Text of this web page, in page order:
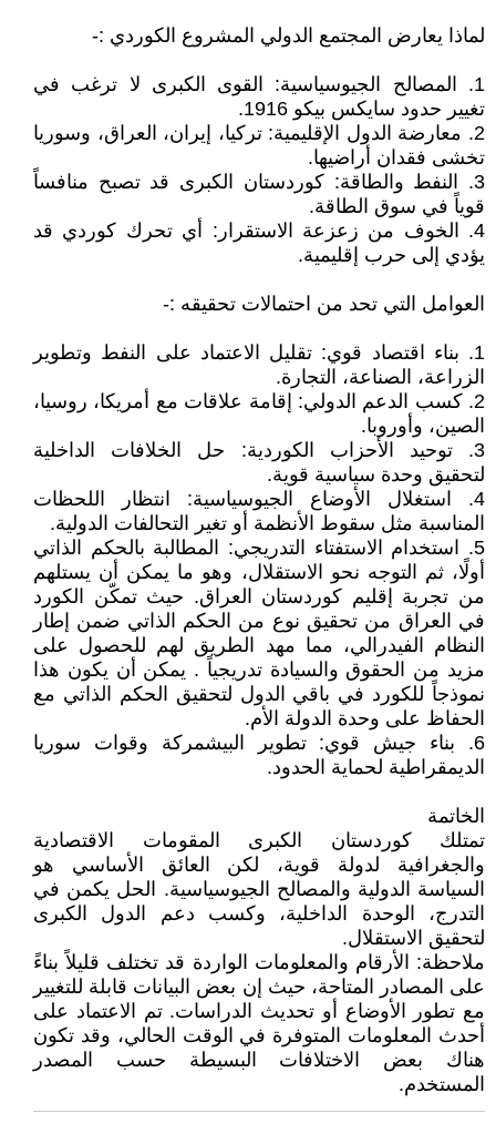
لماذا يعارض المجتمع الدولي المشروع الكوردي :-
1. المصالح الجيوسياسية: القوى الكبرى لا ترغب في
تغيير حدود سايكس بيكو 1916.
2. معارضة الدول الإقليمية: تركيا، إيران، العراق، وسوريا
تخشى فقدان أراضيها.
3. النفط والطاقة: كوردستان الكبرى قد تصبح منافساً
قوياً في سوق الطاقة.
4. الخوف من زعزعة الاستقرار: أي تحرك كوردي قد
يؤدي إلى حرب إقليمية.
العوامل التي تحد من احتمالات تحقيقه :-
1. بناء اقتصاد قوي: تقليل الاعتماد على النفط وتطوير
الزراعة، الصناعة، التجارة.
2. كسب الدعم الدولي: إقامة علاقات مع أمريكا، روسيا،
الصين، وأوروبا.
3. توحيد الأحزاب الكوردية: حل الخلافات الداخلية
لتحقيق وحدة سياسية قوية.
4. استغلال الأوضاع الجيوسياسية: انتظار اللحظات
المناسبة مثل سقوط الأنظمة أو تغير التحالفات الدولية.
5. استخدام الاستفتاء التدريجي: المطالبة بالحكم الذاتي
أولًا، ثم التوجه نحو الاستقلال، وهو ما يمكن أن يستلهم
من تجربة إقليم كوردستان العراق. حيث تمكّن الكورد
في العراق من تحقيق نوع من الحكم الذاتي ضمن إطار
النظام الفيدرالي، مما مهد الطريق لهم للحصول على
مزيد من الحقوق والسيادة تدريجياً . يمكن أن يكون هذا
نموذجاً للكورد في باقي الدول لتحقيق الحكم الذاتي مع
الحفاظ على وحدة الدولة الأم.
6. بناء جيش قوي: تطوير البيشمركة وقوات سوريا
الديمقراطية لحماية الحدود.
الخاتمة
تمتلك كوردستان الكبرى المقومات الاقتصادية
والجغرافية لدولة قوية، لكن العائق الأساسي هو
السياسة الدولية والمصالح الجيوسياسية. الحل يكمن في
التدرج، الوحدة الداخلية، وكسب دعم الدول الكبرى
لتحقيق الاستقلال.
ملاحظة: الأرقام والمعلومات الواردة قد تختلف قليلاً بناءً
على المصادر المتاحة، حيث إن بعض البيانات قابلة للتغيير
مع تطور الأوضاع أو تحديث الدراسات. تم الاعتماد على
أحدث المعلومات المتوفرة في الوقت الحالي، وقد تكون
هناك بعض الاختلافات البسيطة حسب المصدر
المستخدم.